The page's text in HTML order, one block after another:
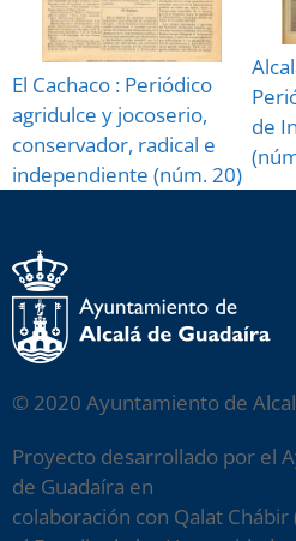
El Cachaco : Periódico
agridulce y jocoserio,
conservador, radical e
independiente (núm. 20)
de
© 2020 Ayuntamiento de
Proyecto desarrollado por el
de Guadaíra en
colaboración con Qalat